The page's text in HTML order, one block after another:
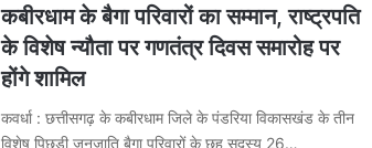
कबीरधाम के बैगा परिवारों का सम्मान, राष्ट्रपति
के विशेष न्यौता पर गणतंत्र दिवस समारोह पर
होंगे शामिल
कवर्धा : छत्तीसगढ़ के कबीरधाम जिले के पंडरिया विकासखंड के तीन
विशेष पिछड़ी जनजाति बैगा परिवारों के छह सदस्य 26…